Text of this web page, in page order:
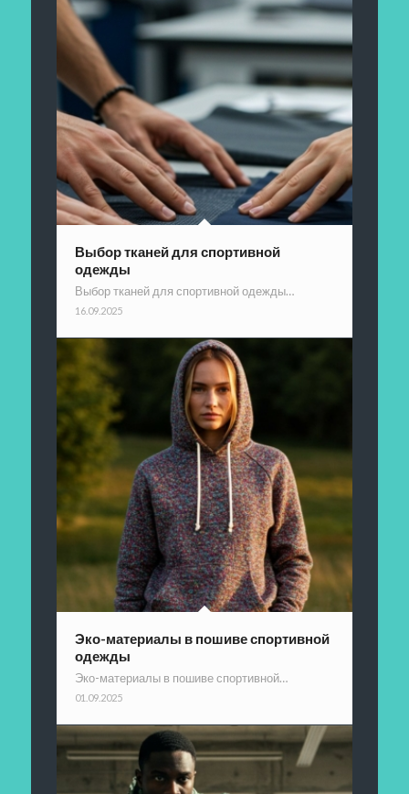
Выбор тканей для спортивной
одежды
Выбор тканей для спортивной одежды…
16.09.2025
Эко-материалы в пошиве спортивной
одежды
Эко-материалы в пошиве спортивной…
01.09.2025